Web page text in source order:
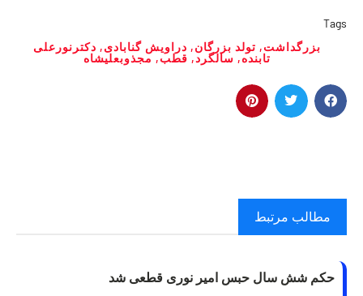
Tags
بزرگداشت, تولد بزرگان, دراویش گنابادی, دکترنورعلی
تابنده, سالگرد, قطب, مجذوبعلیشاه
مطالب مرتبط
حکم شش سال حبس امیر نوری قطعی شد